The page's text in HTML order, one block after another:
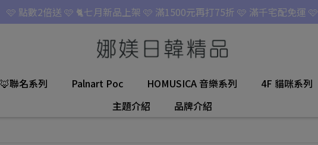
🩷 點數2倍送 🩷 🐈七月新品上架 🩷 滿1500元再打75折 🩷 滿千宅配免運 🩷
🦊聯名系列 Palnart Poc HOMUSICA 音樂系列 4F 貓咪系列
主題介紹
品牌介紹